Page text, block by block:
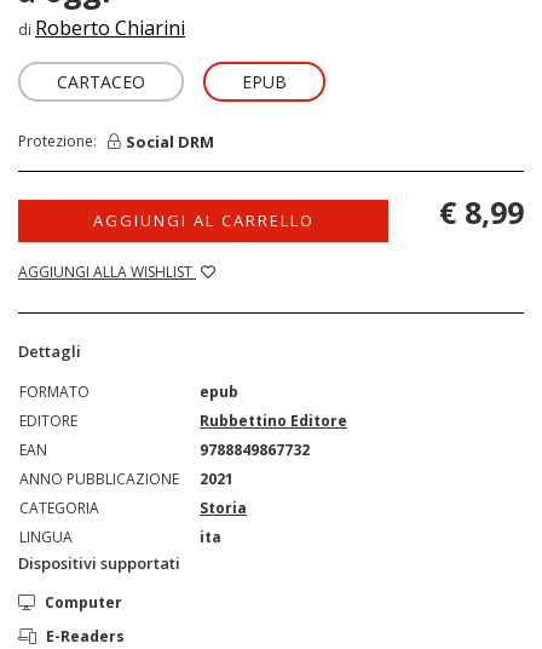
di Roberto Chiarini
CARTACEO EPUB
Protezione: Social DRM
AGGIUNGI AL CARRELLO
AGGIUNGI ALLA WISHLIST
€ 8,99
Dettagli
FORMATO
epub
EDITORE
Rubbettino Editore
EAN
9788849867732
ANNO PUBBLICAZIONE
2021
CATEGORIA
Storia
LINGUA
ita
Dispositivi supportati
Computer
E-Readers